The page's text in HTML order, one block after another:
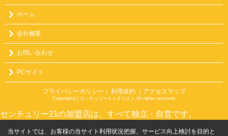
ホーム
会社概要
お問い合わせ
PCサイト
プライバシーポリシー ｜ 利用規約 ｜アクセスマップ
Copyright(c) センチュリー２１オリオン All rights reserved.
センチュリー21の加盟店は、すべて独立・自営です。
当サイトでは、お客様の当サイト利用状況把握、サービス向上検討を目的と